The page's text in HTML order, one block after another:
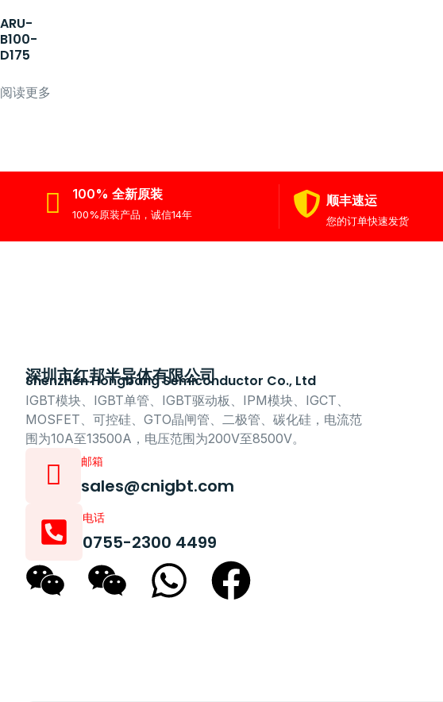
ARU-
B100-
D175
阅读更多
100% 全新原装
100%原装产品，诚信14年
顺丰速运
您的订单快速发货
深圳市红邦半导体有限公司
Shenzhen Hongbang Semiconductor Co., Ltd
IGBT模块、IGBT单管、IGBT驱动板、IPM模块、IGCT、
MOSFET、可控硅、GTO晶闸管、二极管、碳化硅，电流范
围为10A至13500A，电压范围为200V至8500V。
邮箱
sales@cnigbt.com
电话
0755-2300 4499